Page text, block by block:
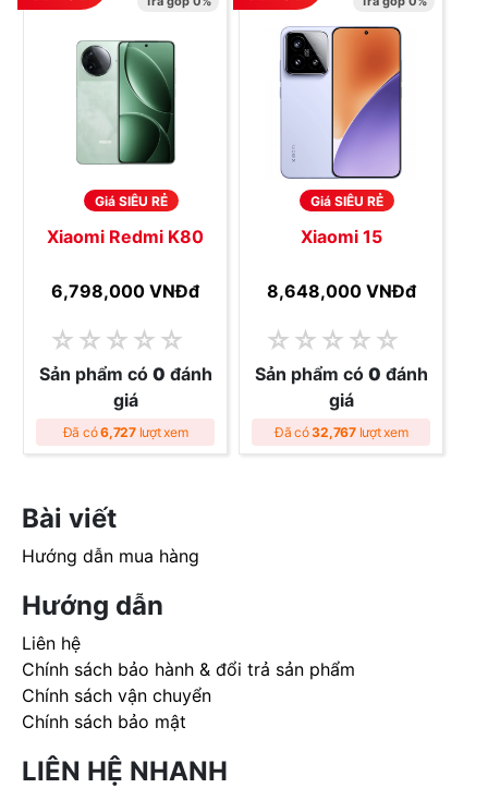
Giá SIÊU RẺ
Xiaomi Redmi K80
6,798,000 VNĐđ
☆ ☆ ☆ ☆ ☆
Sản phẩm có 0 đánh
giá
Đã có6,727lượt xem
Giá SIÊU RẺ
Xiaomi 15
8,648,000 VNĐđ
☆ ☆ ☆ ☆ ☆
Sản phẩm có 0 đánh
giá
Đã có32,767lượt xem
Bài viết
Hướng dẫn mua hàng
Hướng dẫn
Liên hệ
Chính sách bảo hành & đổi trả sản phẩm
Chính sách vận chuyển
Chính sách bảo mật
LIÊN HỆ NHANH